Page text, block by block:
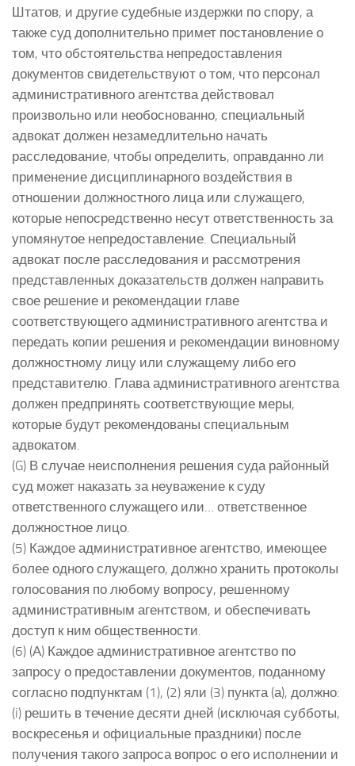
Штатов, и другие судебные издержки по спору, а
также суд дополнительно примет постановление о
том, что обстоятельства непредоставления
документов свидетельствуют о том, что персонал
административного агентства действовал
произвольно или необоснованно, специальный
адвокат должен незамедлительно начать
расследование, чтобы определить, оправданно ли
применение дисциплинарного воздействия в
отношении должностного лица или служащего,
которые непосредственно несут ответственность за
упомянутое непредоставление. Специальный
адвокат после расследования и рассмотрения
представленных доказательств должен направить
свое решение и рекомендации главе
соответствующего административного агентства и
передать копии решения и рекомендации виновному
должностному лицу или служащему либо его
представителю. Глава административного агентства
должен предпринять соответствующие меры,
которые будут рекомендованы специальным
адвокатом.
(G) В случае неисполнения решения суда районный
суд может наказать за неуважение к суду
ответственного служащего или… ответственное
должностное лицо.
(5) Каждое административное агентство, имеющее
более одного служащего, должно хранить протоколы
голосования по любому вопросу, решенному
административным агентством, и обеспечивать
доступ к ним общественности.
(6) (А) Каждое административное агентство по
запросу о предоставлении документов, поданному
согласно подпунктам (1), (2) яли (3) пункта (а), должно:
(i) решить в течение десяти дней (исключая субботы,
воскресенья и официальные праздники) после
получения такого запроса вопрос о его исполнении и